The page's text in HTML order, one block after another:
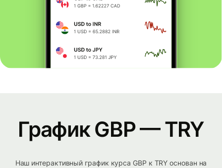
График GBP — TRY
Наш интерактивный график курса GBP к TRY основан на